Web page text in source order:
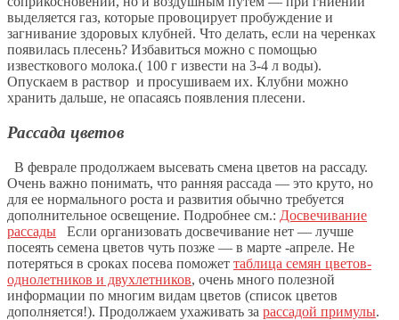
выделяется газ, которые провоцирует пробуждение и
загнивание здоровых клубней. Что делать, если на черенках
появилась плесень? Избавиться можно с помощью
известкового молока.( 100 г извести на 3-4 л воды).
Опускаем в раствор и просушиваем их. Клубни можно
хранить дальше, не опасаясь появления плесени.
Рассада цветов
В феврале продолжаем высевать смена цветов на рассаду.
Очень важно понимать, что ранняя рассада — это круто, но
для ее нормального роста и развития обычно требуется
дополнительное освещение. Подробнее см.: Досвечивание
рассады Если организовать досвечивание нет — лучше
посеять семена цветов чуть позже — в марте -апреле. Не
потеряться в сроках посева поможет таблица семян цветов-
однолетников и двухлетников, очень много полезной
информации по многим видам цветов (список цветов
дополняется!). Продолжаем ухаживать за рассадой примулы.